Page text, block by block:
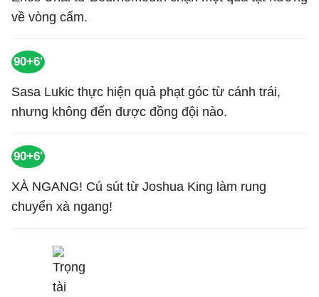
về vòng cấm.
90+6'
Sasa Lukic thực hiện quả phạt góc từ cánh trái,
nhưng không đến được đồng đội nào.
90+6'
XÀ NGANG! Cú sút từ Joshua King làm rung
chuyển xà ngang!